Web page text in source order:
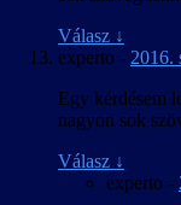
Válasz ↓
experto - 2016.
Egy kérdésem
nagyon sok
Válasz ↓
experto -